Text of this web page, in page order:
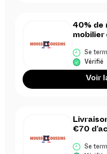
40% de
mobilier
Se
Vérifié
Voir
€70
Se